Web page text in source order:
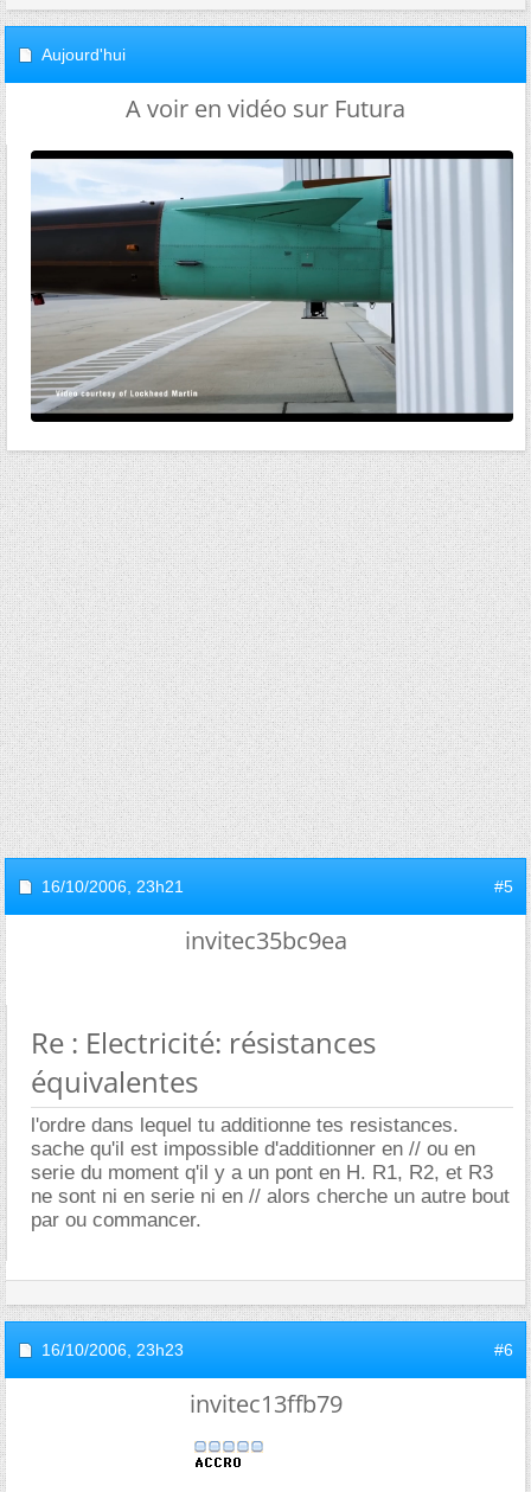
Aujourd'hui
A voir en vidéo sur Futura
16/10/2006, 23h21 #5
invitec35bc9ea
Re : Electricité: résistances
équivalentes
l'ordre dans lequel tu additionne tes resistances.
sache qu'il est impossible d'additionner en // ou en
serie du moment q'il y a un pont en H. R1, R2, et R3
ne sont ni en serie ni en // alors cherche un autre bout
par ou commancer.
16/10/2006, 23h23 #6
invitec13ffb79